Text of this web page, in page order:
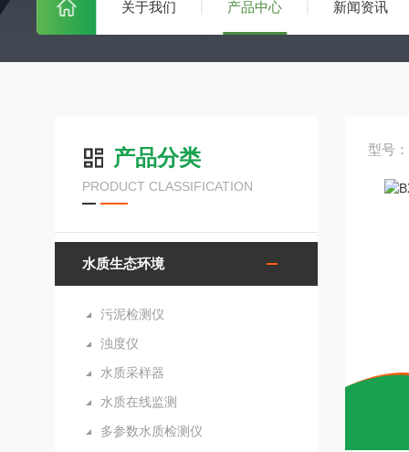
关于我们 产品中心 新闻资讯
产品分类
PRODUCT CLASSIFICATION
水质生态环境
污泥检测仪
浊度仪
水质采样器
水质在线监测
多参数水质检测仪
型号